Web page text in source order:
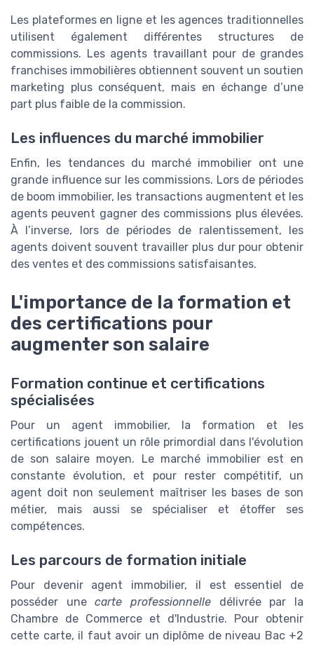
Les plateformes en ligne et les agences traditionnelles
utilisent également différentes structures de
commissions. Les agents travaillant pour de grandes
franchises immobilières obtiennent souvent un soutien
marketing plus conséquent, mais en échange d’une
part plus faible de la commission.
Les influences du marché immobilier
Enfin, les tendances du marché immobilier ont une
grande influence sur les commissions. Lors de périodes
de boom immobilier, les transactions augmentent et les
agents peuvent gagner des commissions plus élevées.
À l’inverse, lors de périodes de ralentissement, les
agents doivent souvent travailler plus dur pour obtenir
des ventes et des commissions satisfaisantes.
L'importance de la formation et
des certifications pour
augmenter son salaire
Formation continue et certifications
spécialisées
Pour un agent immobilier, la formation et les
certifications jouent un rôle primordial dans l'évolution
de son salaire moyen. Le marché immobilier est en
constante évolution, et pour rester compétitif, un
agent doit non seulement maîtriser les bases de son
métier, mais aussi se spécialiser et étoffer ses
compétences.
Les parcours de formation initiale
Pour devenir agent immobilier, il est essentiel de
posséder unecarte professionnelle délivrée par la
Chambre de Commerce et d'Industrie. Pour obtenir
cette carte, il faut avoir un diplôme de niveau Bac +2